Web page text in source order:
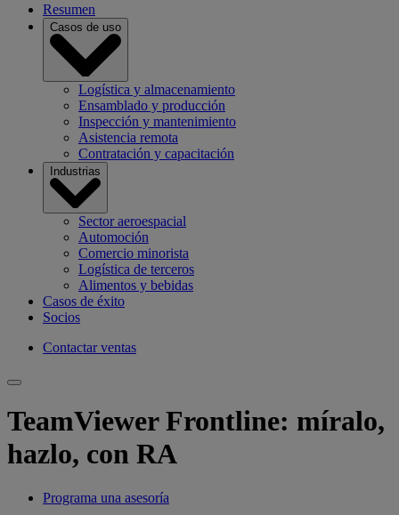
Resumen
Casos de uso
Logística y almacenamiento
Ensamblado y producción
Inspección y mantenimiento
Asistencia remota
Contratación y capacitación
Industrias
Sector aeroespacial
Automoción
Comercio minorista
Logística de terceros
Alimentos y bebidas
Casos de éxito
Socios
Contactar ventas
TeamViewer Frontline: míralo,
hazlo, con RA
Programa una asesoría